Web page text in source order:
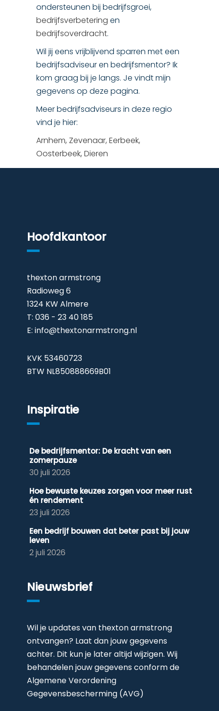
ondersteunen bij bedrijfsgroei,
bedrijfsverbetering en
bedrijfsoverdracht.
Wil jij eens vrijblijvend sparren met een
bedrijfsadviseur en bedrijfsmentor? Ik
kom graag bij je langs. Je vindt mijn
gegevens op deze pagina.
Meer bedrijfsadviseurs in deze regio
vind je hier:
Arnhem, Zevenaar, Eerbeek,
Oosterbeek, Dieren
Hoofdkantoor
thexton armstrong
Radioweg 6
1324 KW Almere
T: 036 - 23 40 185
E: info@thextonarmstrong.nl
KVK 53460723
BTW NL850888669B01
Inspiratie
De bedrijfsmentor: De kracht van een
zomerpauze
30 juli 2026
Hoe bewuste keuzes zorgen voor meer rust
én rendement
23 juli 2026
Een bedrijf bouwen dat beter past bij jouw
leven
2 juli 2026
Nieuwsbrief
Wil je updates van thexton armstrong
ontvangen? Laat dan jouw gegevens
achter. Dit kun je later altijd wijzigen. Wij
behandelen jouw gegevens conform de
Algemene Verordening
Gegevensbescherming (AVG)